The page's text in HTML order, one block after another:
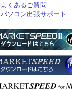
よくあるご質問
パソコン出張サポート